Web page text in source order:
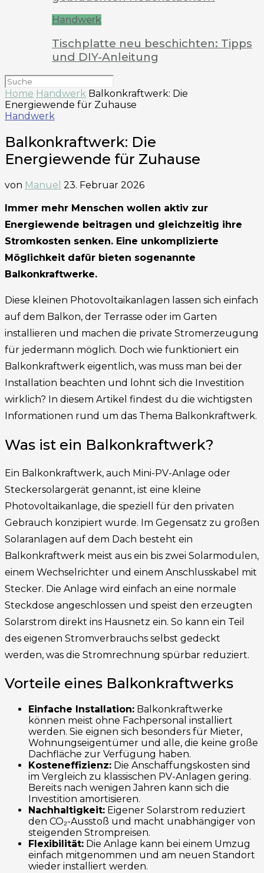
Handwerk
Tischplatte neu beschichten: Tipps
und DIY-Anleitung
Home Handwerk Balkonkraftwerk: Die
Energiewende für Zuhause
Handwerk
Balkonkraftwerk: Die
Energiewende für Zuhause
von Manuel 23. Februar 2026
Immer mehr Menschen wollen aktiv zur
Energiewende beitragen und gleichzeitig ihre
Stromkosten senken. Eine unkomplizierte
Möglichkeit dafür bieten sogenannte
Balkonkraftwerke.
Diese kleinen Photovoltaikanlagen lassen sich einfach
auf dem Balkon, der Terrasse oder im Garten
installieren und machen die private Stromerzeugung
für jedermann möglich. Doch wie funktioniert ein
Balkonkraftwerk eigentlich, was muss man bei der
Installation beachten und lohnt sich die Investition
wirklich? In diesem Artikel findest du die wichtigsten
Informationen rund um das Thema Balkonkraftwerk.
Was ist ein Balkonkraftwerk?
Ein Balkonkraftwerk, auch Mini-PV-Anlage oder
Steckersolargerät genannt, ist eine kleine
Photovoltaikanlage, die speziell für den privaten
Gebrauch konzipiert wurde. Im Gegensatz zu großen
Solaranlagen auf dem Dach besteht ein
Balkonkraftwerk meist aus ein bis zwei Solarmodulen,
einem Wechselrichter und einem Anschlusskabel mit
Stecker. Die Anlage wird einfach an eine normale
Steckdose angeschlossen und speist den erzeugten
Solarstrom direkt ins Hausnetz ein. So kann ein Teil
des eigenen Stromverbrauchs selbst gedeckt
werden, was die Stromrechnung spürbar reduziert.
Vorteile eines Balkonkraftwerks
Einfache Installation: Balkonkraftwerke
können meist ohne Fachpersonal installiert
werden. Sie eignen sich besonders für Mieter,
Wohnungseigentümer und alle, die keine große
Dachfläche zur Verfügung haben.
Kosteneffizienz: Die Anschaffungskosten sind
im Vergleich zu klassischen PV-Anlagen gering.
Bereits nach wenigen Jahren kann sich die
Investition amortisieren.
Nachhaltigkeit: Eigener Solarstrom reduziert
den CO₂-Ausstoß und macht unabhängiger von
steigenden Strompreisen.
Flexibilität: Die Anlage kann bei einem Umzug
einfach mitgenommen und am neuen Standort
wieder installiert werden.